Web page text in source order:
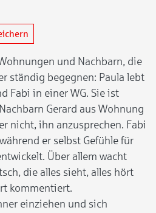
und Nachbarn, die
ständig begegnen: Paula lebt
Fabi in einer WG. Sie ist
Gerard aus Wohnung
nicht, ihn anzusprechen. Fabi
er selbst Gefühle für
Über allem wacht
die alles sieht, alles hört
kommentiert.
einziehen und sich